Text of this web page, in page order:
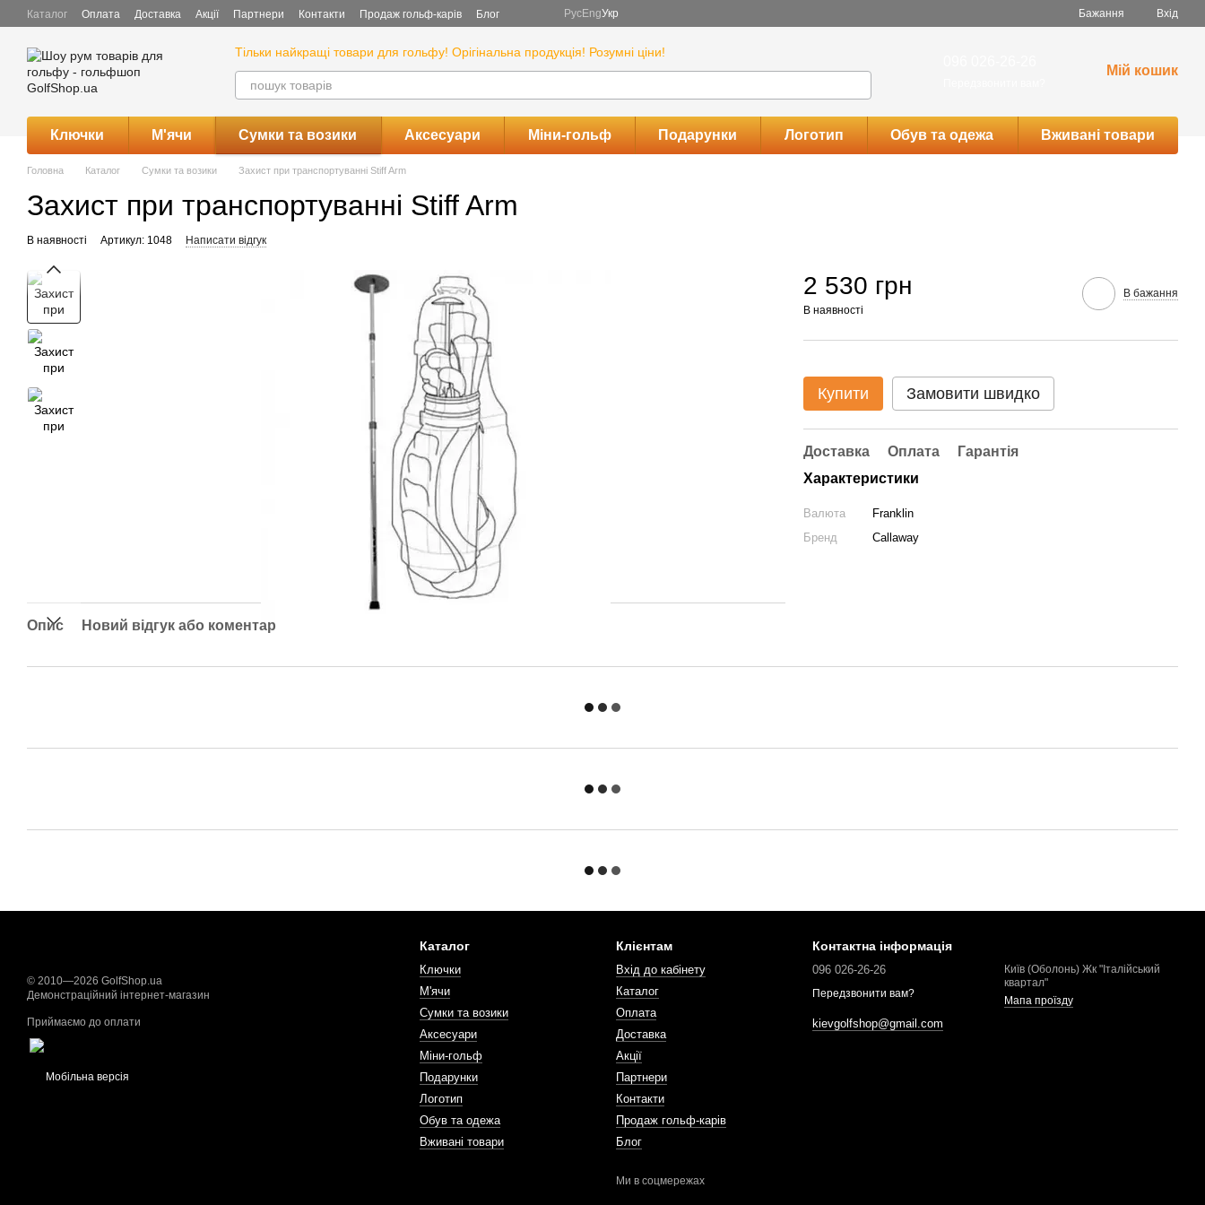
Перейти до основного контенту
Каталог Оплата Доставка Акції Партнери Контакти Продаж гольф-карів Блог РусEngУкр Бажання Вхід
Тільки найкращі товари для гольфу! Орігінальна продукція! Розумні ціни!
Мій кошик
Ключки М'ячи Сумки та возики Аксесуари Міни-гольф Подарунки Логотип Обув та одежа Вживані товари
Головна Каталог Сумки та возики Захист при транспортуванні Stiff Arm
Захист при транспортуванні Stiff Arm
В наявності Артикул: 1048 Написати відгук
Опис Новий відгук або коментар
2 530 грн
В наявності
В бажання
Купити Замовити швидко
Доставка Оплата
Гарантія
Характеристики
Валюта
Franklin
Бренд
Callaway
© 2010—2026 GolfShop.ua
Демонстраційний інтернет-магазин
Приймаємо до оплати
Мобільна версія
Каталог
Ключки
М'ячи
Сумки та возики
Аксесуари
Міни-гольф
Подарунки
Логотип
Обув та одежа
Вживані товари
Клієнтам
Вхід до кабінету
Каталог
Оплата
Доставка
Акції
Партнери
Контакти
Продаж гольф-карів
Блог
Ми в соцмережах
Контактна інформація
096 026-26-26
Передзвонити вам?
kievgolfshop@gmail.com
Київ (Оболонь) Жк "Італійський
квартал"
Мапа проїзду